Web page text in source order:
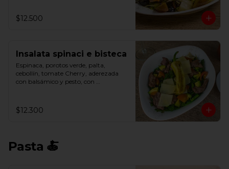
$12.500
Insalata spinaci e bisteca
Espinaca, porotos verde, palta,
cebollín, tomate Cherry, aderezada
con balsámico y pesto, con
$12.300
Pasta 🍝